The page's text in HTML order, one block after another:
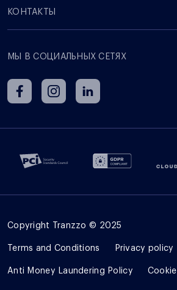
КОНТАКТЫ
МЫ В СОЦИАЛЬНЫХ СЕТЯХ
Copyright Tranzzo © 2025
Terms and Сonditions Privacy policy
Anti Money Laundering Policy